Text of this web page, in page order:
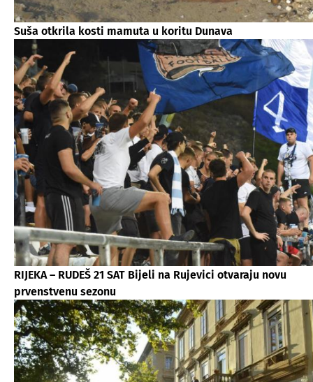
Suša otkrila kosti mamuta u koritu Dunava
RIJEKA – RUDEŠ 21 SAT Bijeli na Rujevici otvaraju novu
prvenstvenu sezonu